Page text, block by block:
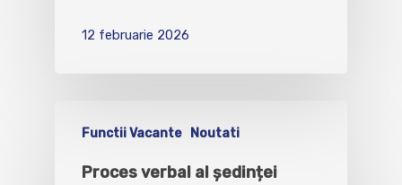
12 februarie 2026
Functii Vacante Noutati
Proces verbal al ședinței